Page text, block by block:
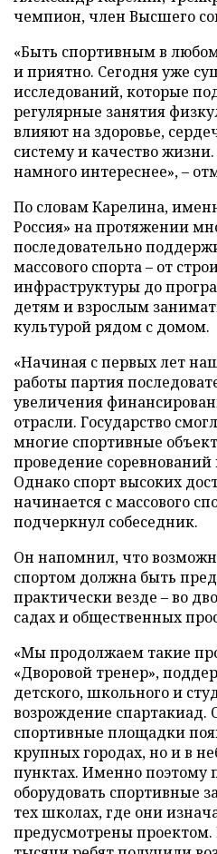
чемпион, член Высшего
«Быть спортивным в
и приятно. Сегодня уже
исследований, которые
регулярные занятия
влияют на здоровье,
систему и качество
намного интереснее», –
По словам Карелина,
Россия» на протяжении
последовательно
массового спорта – от
инфраструктуры до
детям и взрослым
культурой рядом с домом.
«Начиная с первых лет
работы партия
увеличения
отрасли. Государство
многие спортивные
проведение соревнований
Однако спорт высоких
начинается с массового
подчеркнул собеседник.
Он напомнил, что
спортом должна быть
практически везде – во
садах и общественных
«Мы продолжаем такие
«Дворовой тренер»,
детского, школьного и
возрождение спартакиад.
спортивные площадки
крупных городах, но и в
пунктах. Именно поэтому
оборудовать спортивные
тех школах, где они
предусмотрены проектом.